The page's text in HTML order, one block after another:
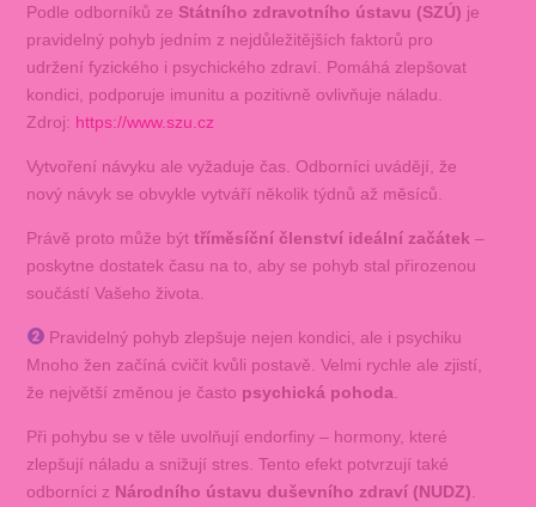
Podle odborníků ze Státního zdravotního ústavu (SZÚ) je
pravidelný pohyb jedním z nejdůležitějších faktorů pro
udržení fyzického i psychického zdraví. Pomáhá zlepšovat
kondici, podporuje imunitu a pozitivně ovlivňuje náladu.
Zdroj: https://www.szu.cz
Vytvoření návyku ale vyžaduje čas. Odborníci uvádějí, že
nový návyk se obvykle vytváří několik týdnů až měsíců.
Právě proto může být tříměsíční členství ideální začátek –
poskytne dostatek času na to, aby se pohyb stal přirozenou
součástí Vašeho života.
Pravidelný pohyb zlepšuje nejen kondici, ale i psychiku
Mnoho žen začíná cvičit kvůli postavě. Velmi rychle ale zjistí,
že největší změnou je často psychická pohoda
Při pohybu se v těle uvolňují endorfiny – hormony, které
zlepšují náladu a snižují stres. Tento efekt potvrzují také
odborníci z Národního ústavu duševního zdraví (NUDZ)